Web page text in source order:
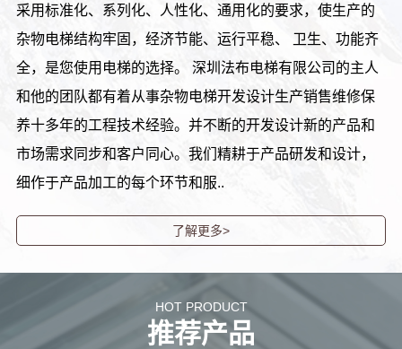
采用标准化、系列化、人性化、通用化的要求，使生产的
杂物电梯结构牢固，经济节能、运行平稳、 卫生、功能齐
全，是您使用电梯的选择。 深圳法布电梯有限公司的主人
和他的团队都有着从事杂物电梯开发设计生产销售维修保
养十多年的工程技术经验。并不断的开发设计新的产品和
市场需求同步和客户同心。我们精耕于产品研发和设计，
细作于产品加工的每个环节和服..
了解更多>
HOT PRODUCT
推荐产品